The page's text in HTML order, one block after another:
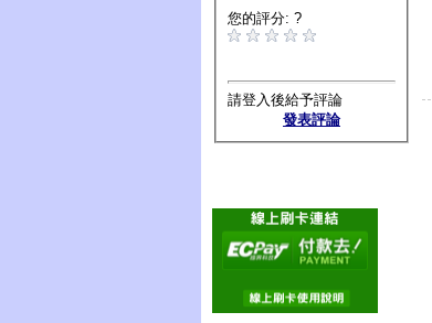
您的評分: ?
請登入後給予評論
發表評論